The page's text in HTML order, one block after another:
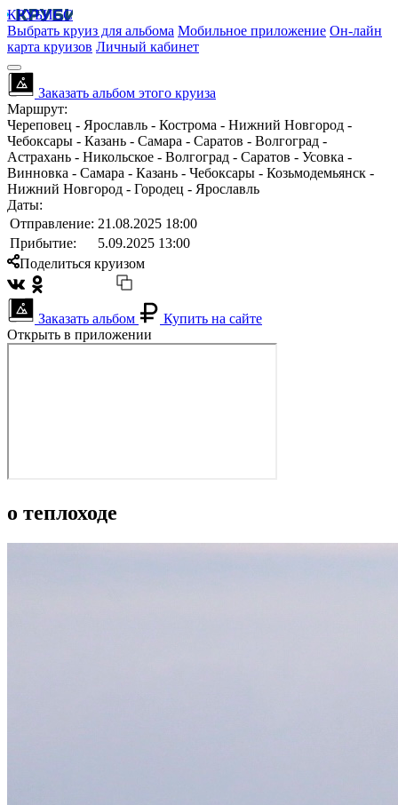
КРУБИСС
Выбрать круиз для альбома Мобильное приложение Он-лайн
карта круизов Личный кабинет
Заказать альбом этого круиза
Маршрут:
Череповец - Ярославль - Кострома - Нижний Новгород -
Чебоксары - Казань - Самара - Саратов - Волгоград -
Астрахань - Никольское - Волгоград - Саратов - Усовка -
Винновка - Самара - Казань - Чебоксары - Козьмодемьянск -
Нижний Новгород - Городец - Ярославль
Даты:
Отправление: 21.08.2025 18:00
Прибытие:
5.09.2025 13:00
Поделиться круизом
Заказать альбом
Купить на сайте
Открыть в приложении
о теплоходе